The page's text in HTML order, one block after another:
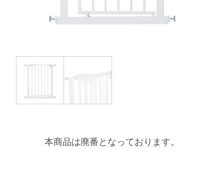
このサイトについて
プライバシーポリシー
サイトマップ
本商品は廃番となっております。